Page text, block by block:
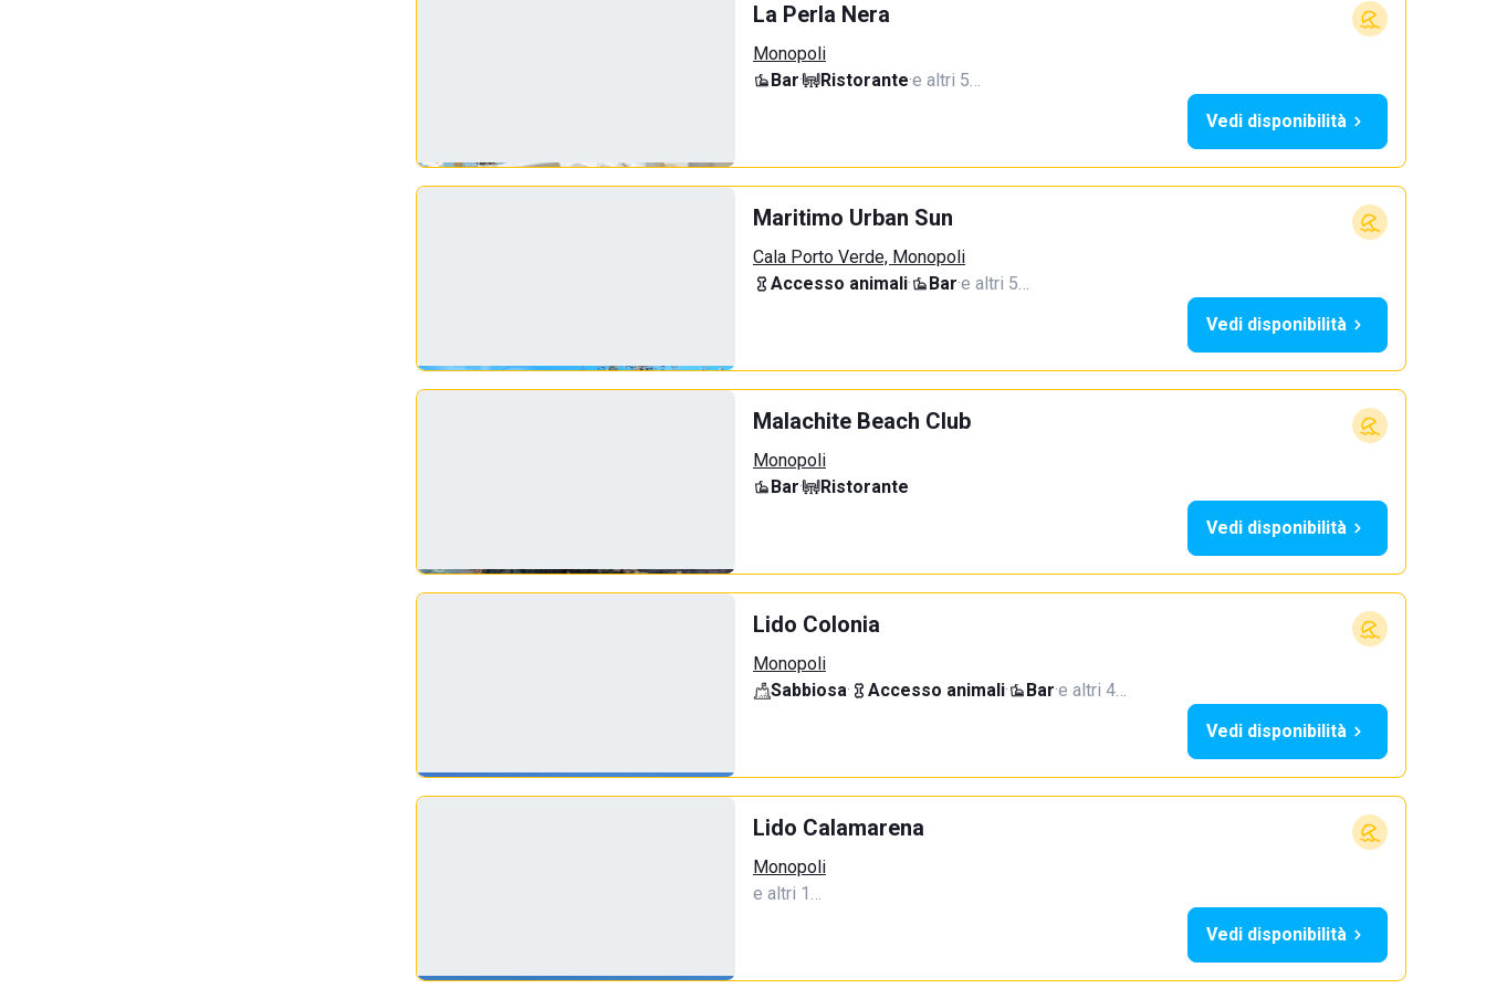
La Perla Nera
Monopoli
Bar· Ristorante·e altri 5…
Vedi disponibilità
Maritimo Urban Sun
Cala Porto Verde, Monopoli
Accesso animali· Bar·e altri 5…
Vedi disponibilità
Malachite Beach Club
Monopoli
Bar·
Ristorante
Vedi disponibilità
Lido Colonia
Monopoli
Sabbiosa· Accesso animali· Bar·e altri 4…
Vedi disponibilità
Lido Calamarena
Monopoli
e altri 1…
Vedi disponibilità